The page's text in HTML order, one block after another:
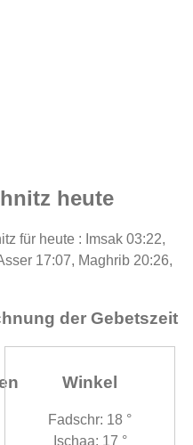
heute
für heute : Imsak 03:22,
17:07, Maghrib 20:26,
der Gebetszeit
Winkel
Fadschr: 18 °
Ischaa: 17 °